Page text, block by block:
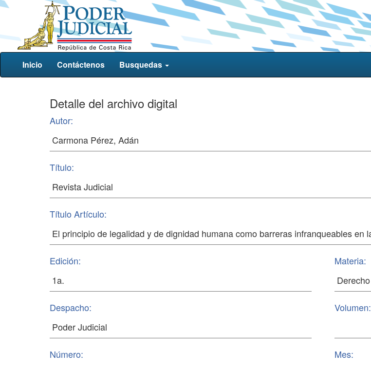
Inicio Contáctenos Busquedas
Detalle del archivo digital
Autor:
Título:
Título Artículo:
Edición: Materia:
Despacho: Volumen:
Número: Mes: